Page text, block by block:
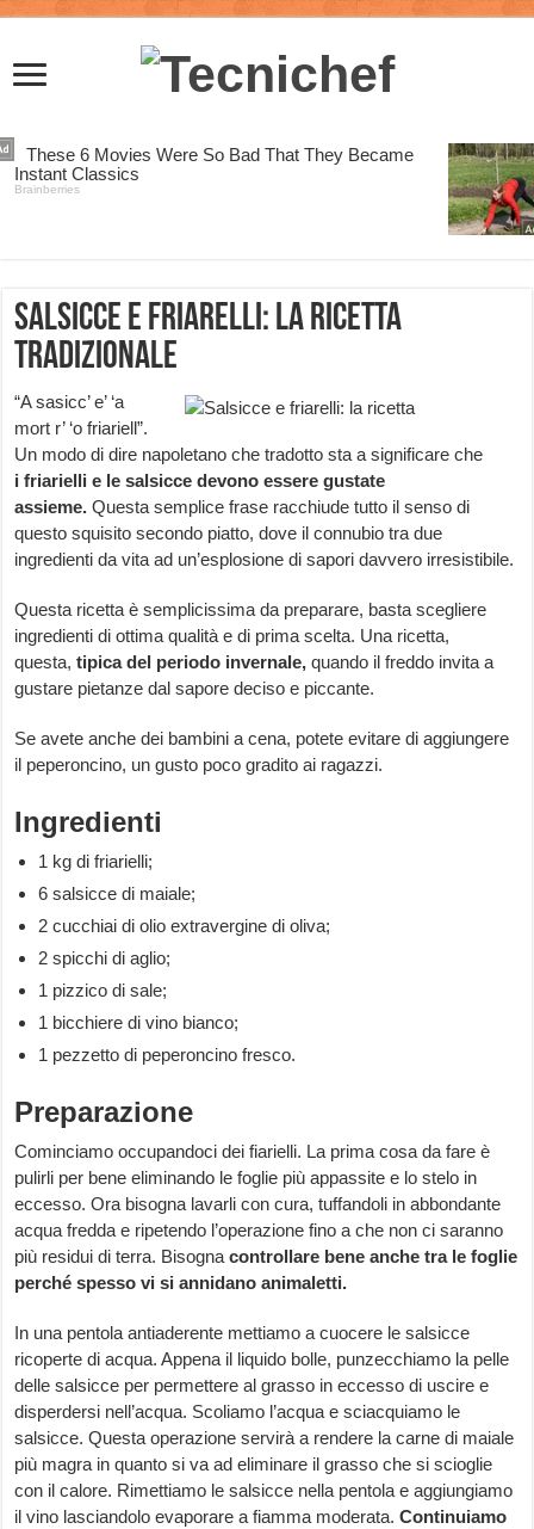
Salsicce e friarelli: la ricetta
tradizionale
“A sasicc’ e’ ‘a
mort r’ ‘o friariell”.
Un modo di dire napoletano che tradotto sta a significare che
i friarielli e le salsicce devono essere gustate
assieme.Questa semplice frase racchiude tutto il senso di
questo squisito secondo piatto, dove il connubio tra due
ingredienti da vita ad un’esplosione di sapori davvero irresistibile.
Questa ricetta è semplicissima da preparare, basta scegliere
ingredienti di ottima qualità e di prima scelta. Una ricetta,
questa,tipica del periodo invernale, quando il freddo invita a
gustare pietanze dal sapore deciso e piccante.
Se avete anche dei bambini a cena, potete evitare di aggiungere
il peperoncino, un gusto poco gradito ai ragazzi.
Ingredienti
1 kg di friarielli;
6 salsicce di maiale;
2 cucchiai di olio extravergine di oliva;
2 spicchi di aglio;
1 pizzico di sale;
1 bicchiere di vino bianco;
1 pezzetto di peperoncino fresco.
Preparazione
Cominciamo occupandoci dei fiarielli. La prima cosa da fare è
pulirli per bene eliminando le foglie più appassite e lo stelo in
eccesso. Ora bisogna lavarli con cura, tuffandoli in abbondante
acqua fredda e ripetendo l’operazione fino a che non ci saranno
più residui di terra. Bisognacontrollare bene anche tra le foglie
perché spesso vi si annidano animaletti.
In una pentola antiaderente mettiamo a cuocere le salsicce
ricoperte di acqua. Appena il liquido bolle, punzecchiamo la pelle
delle salsicce per permettere al grasso in eccesso di uscire e
disperdersi nell’acqua. Scoliamo l’acqua e sciacquiamo le
salsicce. Questa operazione servirà a rendere la carne di maiale
più magra in quanto si va ad eliminare il grasso che si scioglie
con il calore. Rimettiamo le salsicce nella pentola e aggiungiamo
il vino lasciandolo evaporare a fiamma moderata.Continuiamo